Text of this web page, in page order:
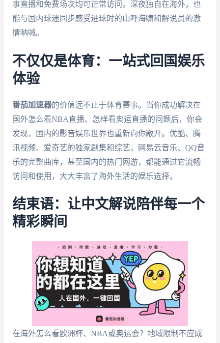
事直播和免费场次均可正常访问。深夜独自在海外，也
能与国内球迷同步感受进球时的山呼海啸和解说员的激
情呐喊。
不仅仅是体育：一站式回国娱乐
体验
番茄加速器的价值远不止于体育赛事。当你成功解决在
国外怎么看NBA直播、怎样看奥运直播的问题后，你会
发现，国内的影音娱乐世界也重新向你敞开。优酷、腾
讯视频、爱奇艺的独家剧集和综艺，网易云音乐、QQ音
乐的完整曲库，甚至国内的热门网游，都能通过它流畅
访问和使用，大大丰富了海外生活的娱乐选择。
结束语：让中文解说陪伴每一个
精彩瞬间
在海外怎么看欧洲杯、NBA或奥运会？地域限制不应成